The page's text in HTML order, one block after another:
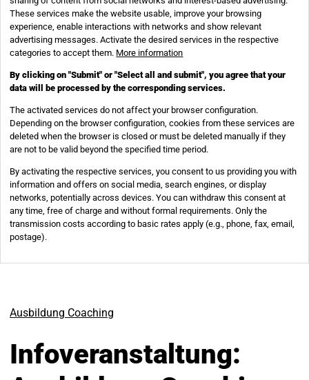
Ausbildung Coaching
Infoveranstaltung: